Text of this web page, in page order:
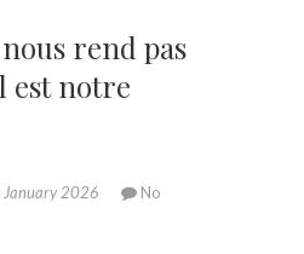
rend pas
est notre
January 2026
No